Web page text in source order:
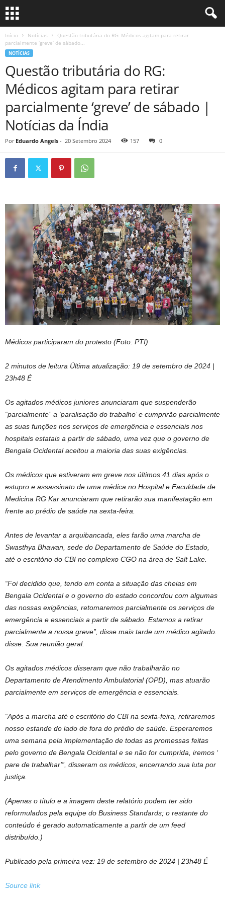
Início Notícias
Questão tributária do RG: Médicos agitam para retirar
parcialmente ‘greve’ de sábado...
NOTÍCIAS
Questão tributária do RG:
Médicos agitam para retirar
parcialmente ‘greve’ de sábado |
Notícias da Índia
Por Eduardo Angels - 20 Setembro 2024 157 0
Médicos participaram do protesto (Foto: PTI)
2 minutos de leitura Última atualização: 19 de setembro de 2024 |
23h48 É
Os agitados médicos juniores anunciaram que suspenderão
“parcialmente” a ‘paralisação do trabalho’ e cumprirão parcialmente
as suas funções nos serviços de emergência e essenciais nos
hospitais estatais a partir de sábado, uma vez que o governo de
Bengala Ocidental aceitou a maioria das suas exigências.
Os médicos que estiveram em greve nos últimos 41 dias após o
estupro e assassinato de uma médica no Hospital e Faculdade de
Medicina RG Kar anunciaram que retirarão sua manifestação em
frente ao prédio de saúde na sexta-feira.
Antes de levantar a arquibancada, eles farão uma marcha de
Swasthya Bhawan, sede do Departamento de Saúde do Estado,
até o escritório do CBI no complexo CGO na área de Salt Lake.
“Foi decidido que, tendo em conta a situação das cheias em
Bengala Ocidental e o governo do estado concordou com algumas
das nossas exigências, retomaremos parcialmente os serviços de
emergência e essenciais a partir de sábado. Estamos a retirar
parcialmente a nossa greve”, disse mais tarde um médico agitado.
disse. Sua reunião geral.
Os agitados médicos disseram que não trabalharão no
Departamento de Atendimento Ambulatorial (OPD), mas atuarão
parcialmente em serviços de emergência e essenciais.
“Após a marcha até o escritório do CBI na sexta-feira, retiraremos
nosso estande do lado de fora do prédio de saúde. Esperaremos
uma semana pela implementação de todas as promessas feitas
pelo governo de Bengala Ocidental e se não for cumprida, iremos ‘
pare de trabalhar'”, disseram os médicos, encerrando sua luta por
justiça.
(Apenas o título e a imagem deste relatório podem ter sido
reformulados pela equipe do Business Standards; o restante do
conteúdo é gerado automaticamente a partir de um feed
distribuído.)
Publicado pela primeira vez: 19 de setembro de 2024 | 23h48 É
Source link